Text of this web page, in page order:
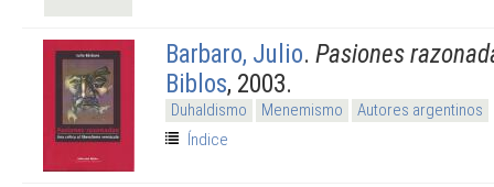
Barbaro, Julio. Pasiones
Biblos, 2003.
Duhaldismo Menemismo
Autores argentinos
Índice